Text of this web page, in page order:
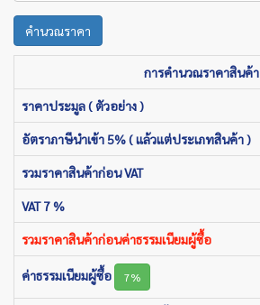
คำนวณราคา
การคำนวณราคาสินค้า
ราคาประมูล ( ตัวอย่าง )
อัตราภาษีนำเข้า 5% ( แล้วแต่ประเภทสินค้า )
รวมราคาสินค้าก่อน VAT
VAT 7 %
รวมราคาสินค้าก่อนค่าธรรมเนียมผู้ซื้อ
ค่าธรรมเนียมผู้ซื้อ 7%